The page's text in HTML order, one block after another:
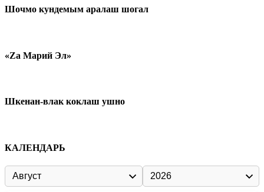
Шочмо кундемым аралаш шогал
«Zа Марий Эл»
Шкенан-влак коклаш ушно
КАЛЕНДАРЬ